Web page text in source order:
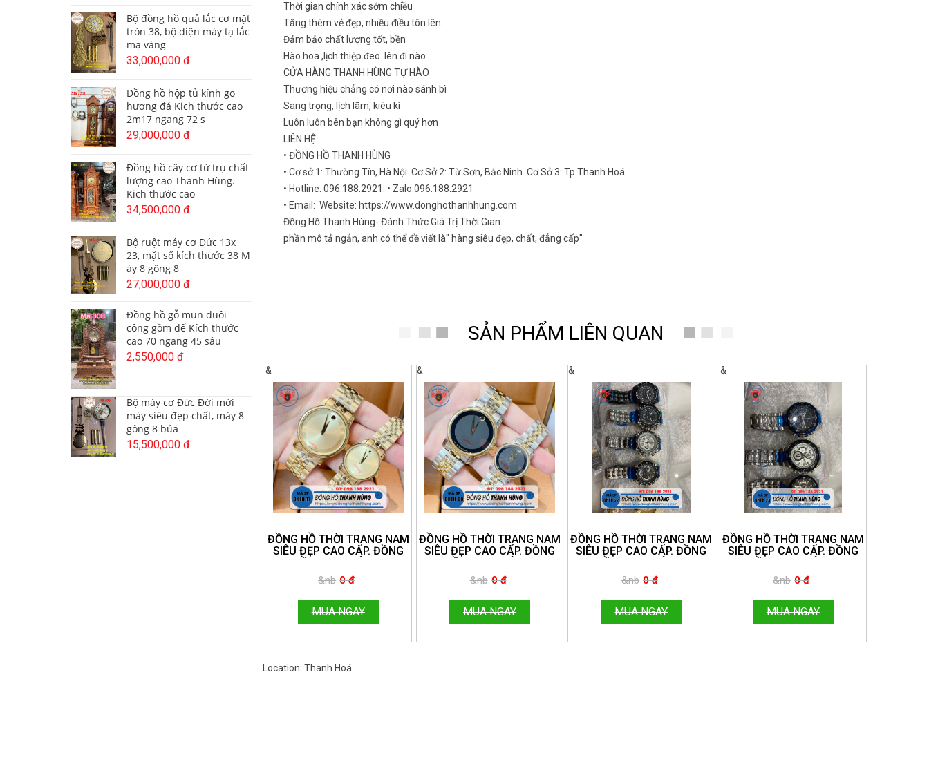
Thời gian chính xác sớm chiều
Tăng thêm vẻ đẹp, nhiều điều tôn lên
Đảm bảo chất lượng tốt, bền
Hào hoa ,lịch thiệp đeo lên đi nào
CỬA HÀNG THANH HÙNG TỰ HÀO
Thương hiệu chẳng có nơi nào sánh bì
Sang trọng, lịch lãm, kiêu kì
Luôn luôn bên bạn không gì quý hơn
LIÊN HỆ
• ĐỒNG HỒ THANH HÙNG
• Cơ sở 1: Thường Tín, Hà Nội. Cơ Sở 2: Từ Sơn, Bắc Ninh. Cơ Sở 3: Tp Thanh Hoá
• Hotline: 096.188.2921. • Zalo:096.188.2921
• Email: Website: https://www.donghothanhhung.com
Đồng Hồ Thanh Hùng- Đánh Thức Giá Trị Thời Gian
phần mô tả ngắn, anh có thể đề viết là" hàng siêu đẹp, chất, đẳng cấp"
SẢN PHẨM LIÊN QUAN
&
ĐỒNG HỒ THỜI TRANG NAM
SIÊU ĐẸP CAO CẤP. ĐỒNG
HỒ THANH HÙNG.
HOTLINE:096.188.2921
&nb 0 đ
MUA NGAY
&
ĐỒNG HỒ THỜI TRANG NAM
SIÊU ĐẸP CAO CẤP. ĐỒNG
HỒ THANH HÙNG.
HOTLINE:096.188.2921
&nb 0 đ
MUA NGAY
&
ĐỒNG HỒ THỜI TRANG NAM
SIÊU ĐẸP CAO CẤP. ĐỒNG
HỒ THANH HÙNG.
HOTLINE:096.188.2921
&nb 0 đ
MUA NGAY
&
ĐỒNG HỒ THỜI TRANG NAM
SIÊU ĐẸP CAO CẤP. ĐỒNG
HỒ THANH HÙNG.
HOTLINE:096.188.2921
&nb 0 đ
MUA NGAY
Location: Thanh Hoá
Bộ đồng hồ quả lắc cơ mặt
tròn 38, bộ diện máy tạ lắc
mạ vàng
33,000,000 đ
Đồng hồ hộp tủ kính go
hương đá Kich thước cao
2m17 ngang 72 s
29,000,000 đ
Đồng hồ cây cơ tứ trụ chất
lượng cao Thanh Hùng.
Kich thước cao
34,500,000 đ
Bộ ruột máy cơ Đức 13x
23, mặt số kích thước 38 M
áy 8 gông 8
27,000,000 đ
Đồng hồ gỗ mun đuôi
công gồm đế Kích thước
cao 70 ngang 45 sâu
2,550,000 đ
Bộ máy cơ Đức Đời mới
máy siêu đẹp chất, máy 8
gông 8 búa
15,500,000 đ